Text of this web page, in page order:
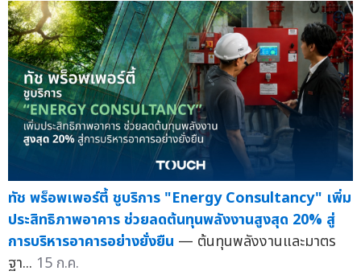
ทัช พร็อพเพอร์ตี้ ชูบริการ "Energy Consultancy" เพิ่ม
ประสิทธิภาพอาคาร ช่วยลดต้นทุนพลังงานสูงสุด 20% สู่
การบริหารอาคารอย่างยั่งยืน — ต้นทุนพลังงานและมาตร
ฐา... 15 ก.ค.